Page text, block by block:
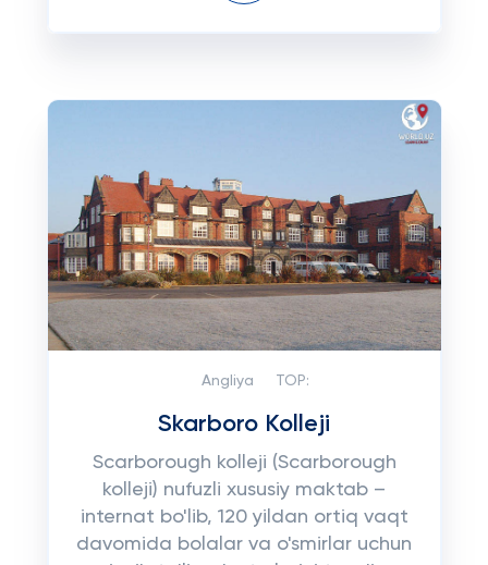
Angliya TOP:
Skarboro Kolleji
Scarborough kolleji (Scarborough
kolleji) nufuzli xususiy maktab –
internat bo'lib, 120 yildan ortiq vaqt
davomida bolalar va o'smirlar uchun